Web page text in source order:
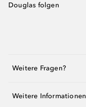
Douglas folgen
Weitere Fragen?
Weitere Informationen